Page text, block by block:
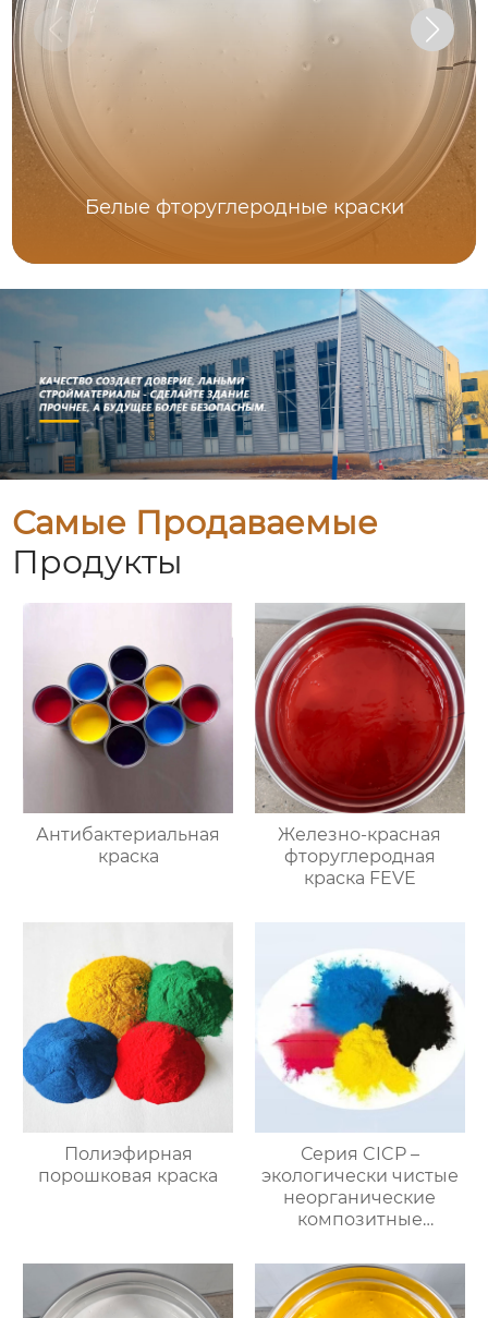
Белые фторуглеродные краски
Самые Продаваемые
Продукты
Антибактериальная
краска
Железно-красная
фторуглеродная
краска FEVE
Полиэфирная
порошковая краска
Серия CICP –
экологически чистые
неорганические
композитные